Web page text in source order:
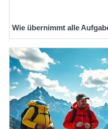
Wie übernimmt alle